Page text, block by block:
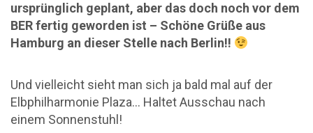
ursprünglich geplant, aber das doch noch vor dem
BER fertig geworden ist – Schöne Grüße aus
Hamburg an dieser Stelle nach Berlin!!
Und vielleicht sieht man sich ja bald mal auf der
Elbphilharmonie Plaza… Haltet Ausschau nach
einem Sonnenstuhl!